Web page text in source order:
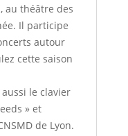
au théâtre des
Il participe
autour
cette saison
le clavier
» et
de Lyon.